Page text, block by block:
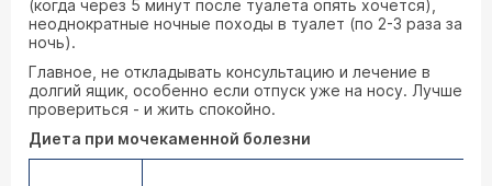
(когда через 5 минут после туалета опять хочется),
неоднократные ночные походы в туалет (по 2-3 раза за
ночь).
Главное, не откладывать консультацию и лечение в
долгий ящик, особенно если отпуск уже на носу. Лучше
провериться - и жить спокойно.
Диета при мочекаменной болезни